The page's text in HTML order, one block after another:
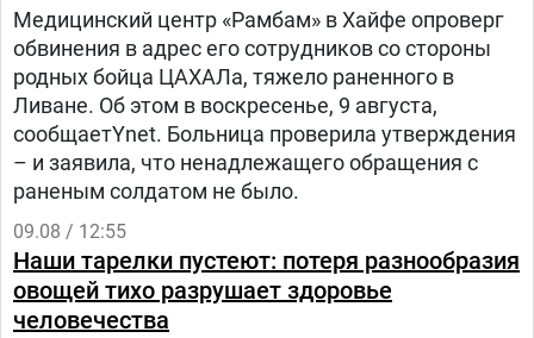
Медицинский центр «Рамбам» в Хайфе опроверг
обвинения в адрес его сотрудников со стороны
родных бойца ЦАХАЛа, тяжело раненного в
Ливане. Об этом в воскресенье, 9 августа,
сообщаетYnet. Больница проверила утверждения
– и заявила, что ненадлежащего обращения с
раненым солдатом не было.
09.08 / 12:55
Наши тарелки пустеют: потеря разнообразия
овощей тихо разрушает здоровье
человечества